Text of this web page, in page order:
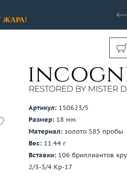
ЖАРА!
Показать все
Артикул: 150623/5
Размер: 18 мм.
Материал: золото 585 пробы
Вес: 11.44 г
Вставки: 106 бриллиантов
2/3-3/4 Кр-17